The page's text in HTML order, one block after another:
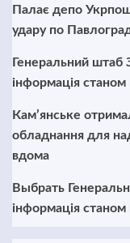
Палає депо
удару по
Генеральний штаб
інформація
Кам’янське
обладнання для
вдома
Выбрать
інформація